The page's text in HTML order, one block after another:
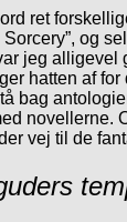
ret
og
jeg alligevel
hatten af
bag
novellerne.
vej til de